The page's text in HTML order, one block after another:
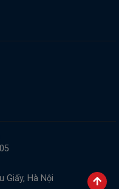
Giấy, Hà Nội